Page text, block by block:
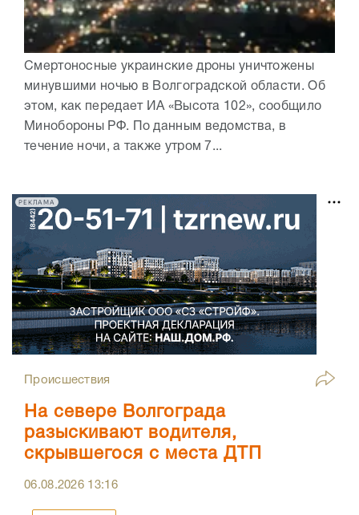
Смертоносные украинские дроны уничтожены
минувшими ночью в Волгоградской области. Об
этом, как передает ИА «Высота 102», сообщило
Минобороны РФ. По данным ведомства, в
течение ночи, а также утром 7...
РЕКЛАМА
Происшествия
На севере Волгограда
разыскивают водителя,
скрывшегося с места ДТП
06.08.2026 13:16